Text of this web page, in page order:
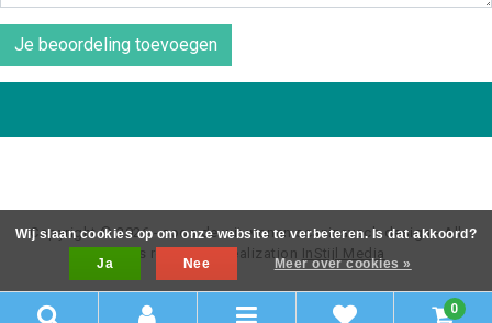
Je beoordeling toevoegen
Copyright © 2026 - coos de wit wonen scaninavsch design - All
rights reserved - Realization InStijl Media
0
Wij slaan cookies op om onze website te verbeteren. Is dat akkoord?
Ja
Nee Meer over cookies »